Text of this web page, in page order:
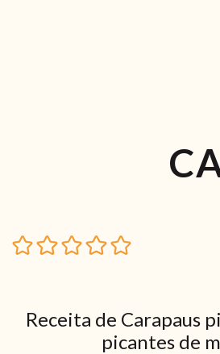
Receita de Carapaus
picantes de